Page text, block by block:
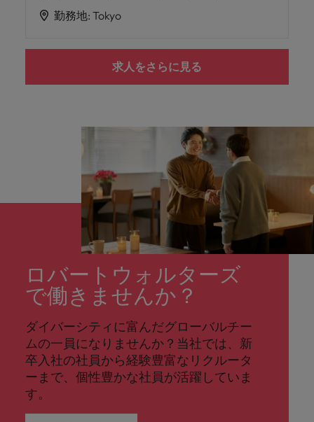
勤務地: Tokyo
求人をさらに見る
ロバートウォルターズ
で働きませんか？
ダイバーシティに富んだグローバルチー
ムの一員になりませんか？当社では、新
卒入社の社員から経験豊富なリクルータ
ーまで、個性豊かな社員が活躍していま
す。